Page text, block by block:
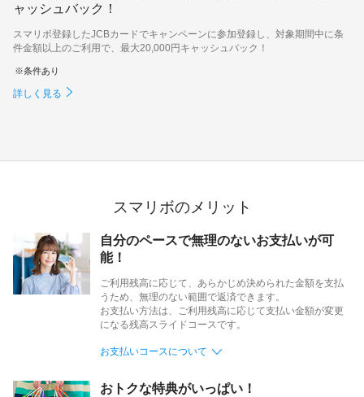
ャッシュバック！
スマリボ登録したJCBカードでキャンペーンに参加登録し、対象期間中に条
件金額以上のご利用で、最大20,000円キャッシュバック！
条件あり
詳しく見る
スマリボのメリット
自分のペースで無理のないお支払いが可
能！
ご利用残高に応じて、あらかじめ決められた金額を支払
うため、無理のない範囲で返済できます。
お支払い方法は、ご利用残高に応じて支払い金額が変更
になる残高スライドコースです。
お支払いコースについて
おトクな特典がいっぱい！